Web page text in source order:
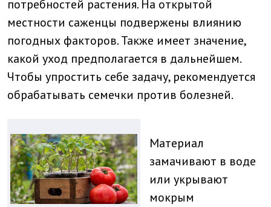
потребностей растения. На открытой
местности саженцы подвержены влиянию
погодных факторов. Также имеет значение,
какой уход предполагается в дальнейшем.
Чтобы упростить себе задачу, рекомендуется
обрабатывать семечки против болезней.
Материал
замачивают в воде
или укрывают
мокрым